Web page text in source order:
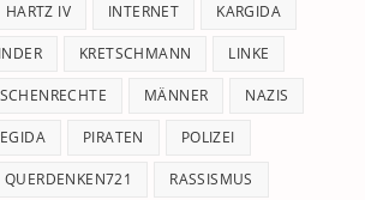
HARTZ IV INTERNET KARGIDA
KRETSCHMANN LINKE
MÄNNER NAZIS
PIRATEN POLIZEI
QUERDENKEN721 RASSISMUS